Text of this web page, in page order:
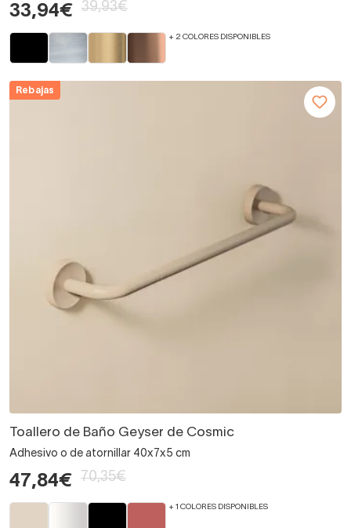
33,94€ 39,93€
+ 2 COLORES DISPONIBLES
Rebajas
Toallero de Baño Geyser de Cosmic
Adhesivo o de atornillar 40x7x5 cm
47,84€ 70,35€
+ 1 COLORES DISPONIBLES